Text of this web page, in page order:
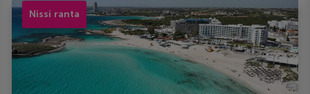
Nissi ranta